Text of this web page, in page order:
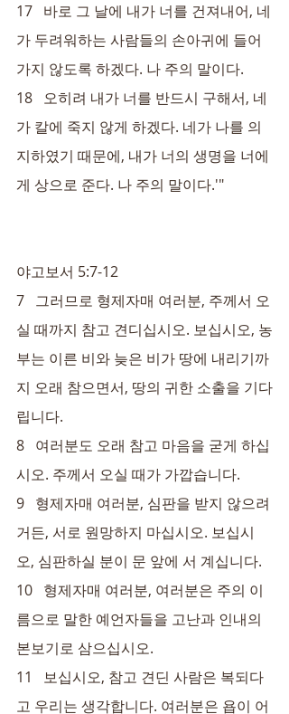
17   바로 그 날에 내가 너를 건져내어, 네
가 두려워하는 사람들의 손아귀에 들어
가지 않도록 하겠다. 나 주의 말이다.
18   오히려 내가 너를 반드시 구해서, 네
가 칼에 죽지 않게 하겠다. 네가 나를 의
지하였기 때문에, 내가 너의 생명을 너에
게 상으로 준다. 나 주의 말이다.'"
야고보서 5:7-12
7   그러므로 형제자매 여러분, 주께서 오
실 때까지 참고 견디십시오. 보십시오, 농
부는 이른 비와 늦은 비가 땅에 내리기까
지 오래 참으면서, 땅의 귀한 소출을 기다
립니다.
8   여러분도 오래 참고 마음을 굳게 하십
시오. 주께서 오실 때가 가깝습니다.
9   형제자매 여러분, 심판을 받지 않으려
거든, 서로 원망하지 마십시오. 보십시
오, 심판하실 분이 문 앞에 서 계십니다.
10   형제자매 여러분, 여러분은 주의 이
름으로 말한 예언자들을 고난과 인내의
본보기로 삼으십시오.
11   보십시오, 참고 견딘 사람은 복되다
고 우리는 생각합니다. 여러분은 욥이 어